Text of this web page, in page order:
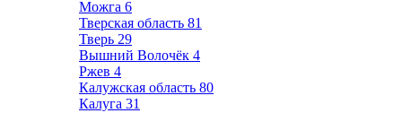
Можга 6
Тверская область 81
Тверь 29
Вышний Волочёк 4
Ржев 4
Калужская область 80
Калуга 31